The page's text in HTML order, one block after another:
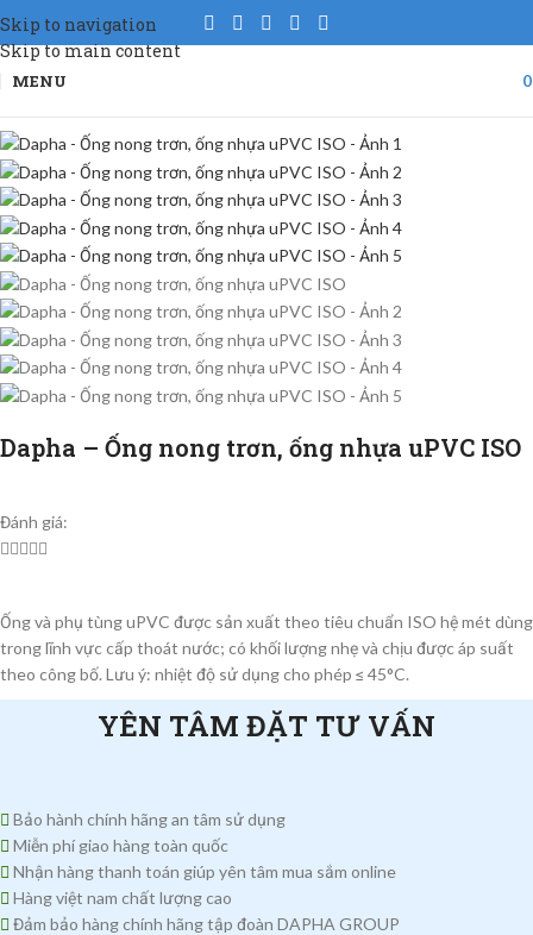
Skip to navigation
Skip to main content
MENU
Dapha – Ống nong trơn, ống nhựa uPVC ISO
Đánh giá:

Ống và phụ tùng uPVC được sản xuất theo tiêu chuẩn ISO hệ mét dùng
trong lĩnh vực cấp thoát nước; có khối lượng nhẹ và chịu được áp suất
theo công bố. Lưu ý: nhiệt độ sử dụng cho phép ≤ 45°C.
YÊN TÂM ĐẶT TƯ VẤN
Bảo hành chính hãng an tâm sử dụng
Miễn phí giao hàng toàn quốc
Nhận hàng thanh toán giúp yên tâm mua sắm online
Hàng việt nam chất lượng cao
Đảm bảo hàng chính hãng tập đoàn DAPHA GROUP